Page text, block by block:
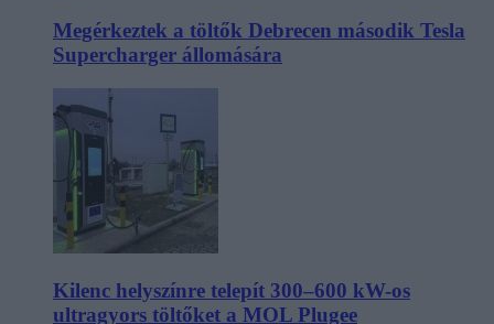
Megérkeztek a töltők Debrecen második Tesla
Supercharger állomására
Kilenc helyszínre telepít 300–600 kW-os
ultragyors töltőket a MOL Plugee